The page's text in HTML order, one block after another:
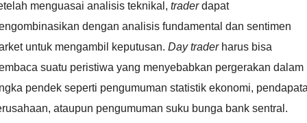
menguasai analisis teknikal, traderdapat
dengan analisis fundamental dan sentimen
untuk mengambil keputusan. Day traderharus bisa
suatu peristiwa yang menyebabkan pergerakan dalam
pendek seperti pengumuman statistik ekonomi,
ataupun pengumuman suku bunga bank sentral.